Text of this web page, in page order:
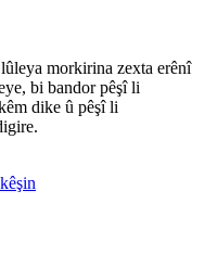
morkirina zexta erênî
bi bandor pêşî li
dike û pêşî li